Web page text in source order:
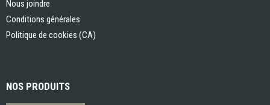
Nous joindre
Conditions générales
Politique de cookies (CA)
NOS PRODUITS